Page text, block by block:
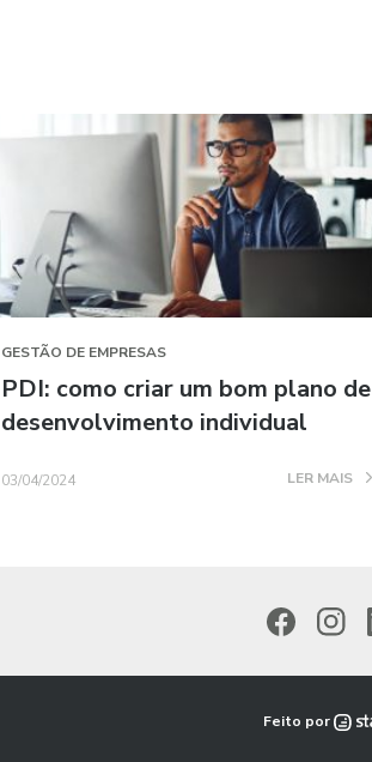
GESTÃO DE EMPRESAS
PDI: como criar um bom plano de
desenvolvimento individual
03/04/2024 LER MAIS
Feito por